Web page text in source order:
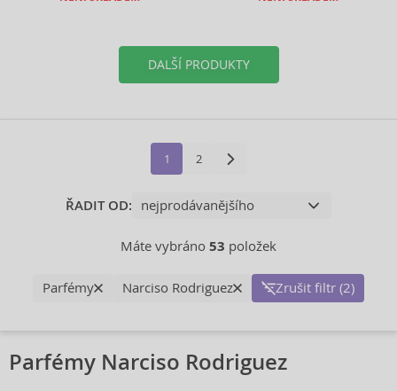
DALŠÍ PRODUKTY
1 2
ŘADIT OD:
Máte vybráno 53 položek
Parfémy Narciso Rodriguez Zrušit filtr (2)
Parfémy Narciso Rodriguez